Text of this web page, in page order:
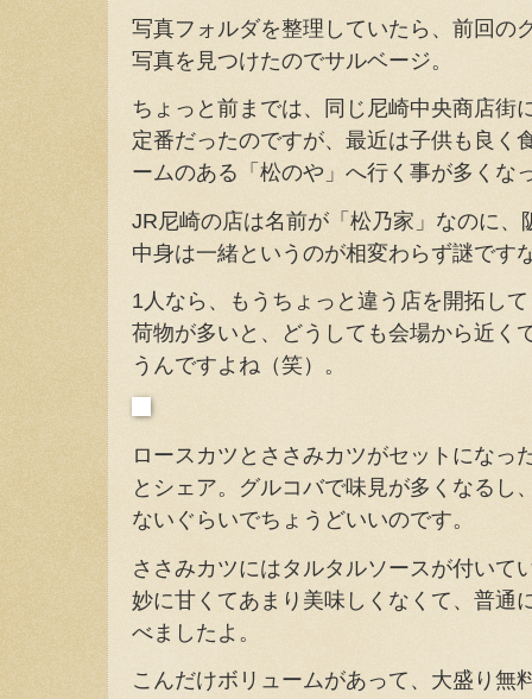
写真フォルダを整理していたら、前回の
写真を見つけたのでサルベージ。
ちょっと前までは、同じ尼崎中央商店街
定番だったのですが、最近は子供も良く
ームのある「松のや」へ行く事が多くな
JR尼崎の店は名前が「松乃家」なのに
中身は一緒というのが相変わらず謎です
1人なら、もうちょっと違う店を開拓し
荷物が多いと、どうしても会場から近く
うんですよね（笑）。
ロースカツとささみカツがセットになっ
とシェア。グルコバで味見が多くなるし
ないぐらいでちょうどいいのです。
ささみカツにはタルタルソースが付いて
妙に甘くてあまり美味しくなくて、普通
べましたよ。
こんだけボリュームがあって、大盛り無